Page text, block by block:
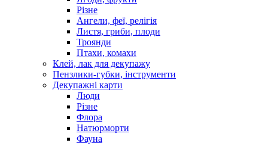
Різне
Ангели, феї, релігія
Листя, гриби, плоди
Троянди
Птахи, комахи
Клей, лак для декупажу
Пензлики-губки, інструменти
Декупажні карти
Люди
Різне
Флора
Натюрморти
Фауна